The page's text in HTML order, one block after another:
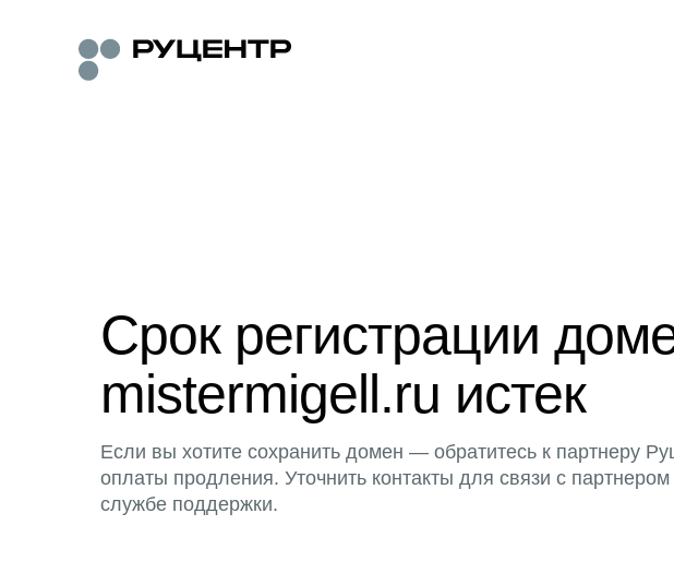
Срок регистрации
mistermigell.ru истек
Если вы хотите сохранить домен — обратитесь к партнеру
оплаты продления. Уточнить контакты для связи с
службе поддержки.